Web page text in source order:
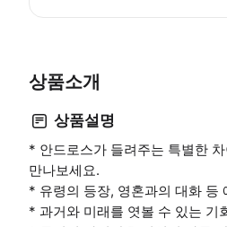
상품소개
상품설명
* 안드로스가 들려주는 특별한
만나보세요.
* 유령의 등장, 영혼과의 대화 등
* 과거와 미래를 엿볼 수 있는 기